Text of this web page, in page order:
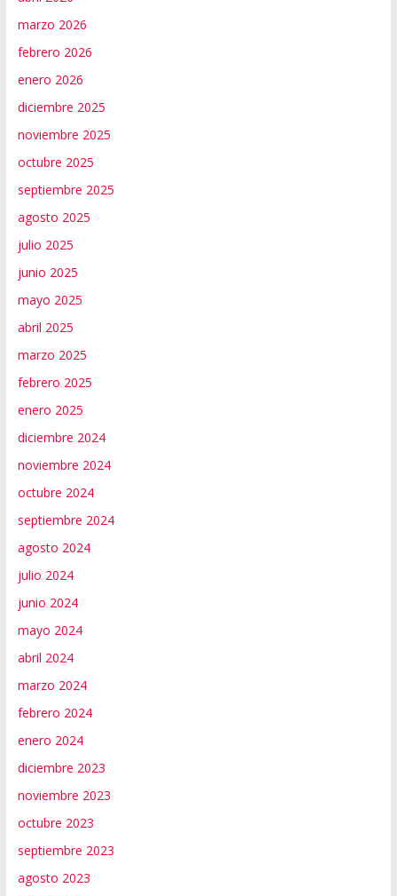
marzo 2026
febrero 2026
enero 2026
diciembre 2025
noviembre 2025
octubre 2025
septiembre 2025
agosto 2025
julio 2025
junio 2025
mayo 2025
abril 2025
marzo 2025
febrero 2025
enero 2025
diciembre 2024
noviembre 2024
octubre 2024
septiembre 2024
agosto 2024
julio 2024
junio 2024
mayo 2024
abril 2024
marzo 2024
febrero 2024
enero 2024
diciembre 2023
noviembre 2023
octubre 2023
septiembre 2023
agosto 2023